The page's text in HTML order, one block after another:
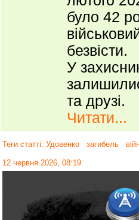
було 42
безвісти.
У
та друзі.
Читати...
Теги статті: Удовенко загибель
12 червня 2026, 08:19